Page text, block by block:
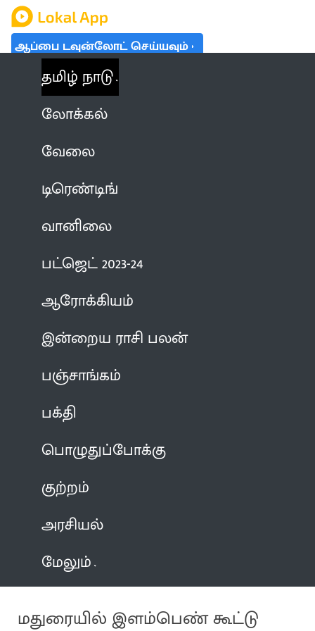
ஆப்பை டவுன்லோட் செய்யவும்
தமிழ் நாடு
லோக்கல்
வேலை
டிரெண்டிங்
வானிலை
பட்ஜெட் 2023-24
ஆரோக்கியம்
இன்றைய ராசி பலன்
பஞ்சாங்கம்
பக்தி
பொழுதுப்போக்கு
குற்றம்
அரசியல்
மேலும்
மதுரையில் இளம்பெண் கூட்டு